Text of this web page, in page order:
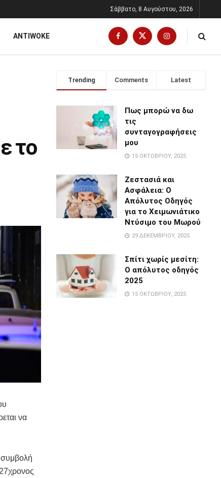
Σάββατο, 8 Αυγούστου, 2026
ANTIWOKE
το
να
Trending Comments Latest
Πως μπορώ να δω
τις
συνταγογραφήσεις
μου
15 ΟΚΤΩΒΡΊΟΥ, 2025
Ζεστασιά και
Ασφάλεια: Ο
Απόλυτος Οδηγός
για το Χειμωνιάτικο
Ντύσιμο του Μωρού
29 ΔΕΚΕΜΒΡΊΟΥ, 2025
Σπίτι χωρίς μεσίτη:
Ο απόλυτος οδηγός
2025
15 ΟΚΤΩΒΡΊΟΥ, 2025